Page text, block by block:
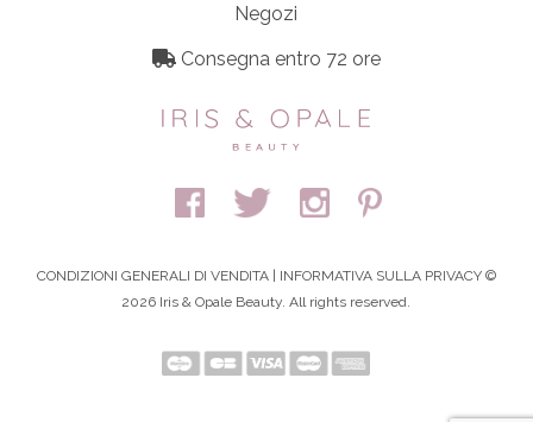
Negozi
Consegna entro 72 ore
CONDIZIONI GENERALI DI VENDITA| INFORMATIVA SULLA PRIVACY©
2026 Iris & Opale Beauty. All rights reserved.